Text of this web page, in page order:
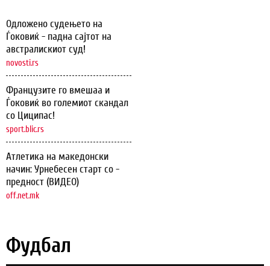
Одложено судењето на
Ѓоковиќ - падна сајтот на
австралискиот суд!
novosti.rs
Французите го вмешаа и
Ѓоковиќ во големиот скандал
со Циципас!
sport.blic.rs
Атлетика на македонски
начин: Урнебесен старт со -
предност (ВИДЕО)
off.net.mk
Фудбал